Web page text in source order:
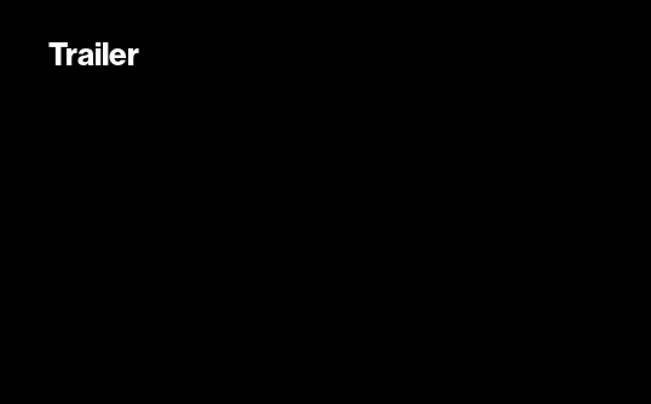
Trailer